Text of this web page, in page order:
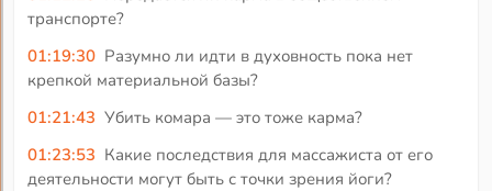
транспорте?
01:19:30 Разумно ли идти в духовность пока нет
крепкой материальной базы?
01:21:43 Убить комара — это тоже карма?
01:23:53 Какие последствия для массажиста от его
деятельности могут быть с точки зрения йоги?